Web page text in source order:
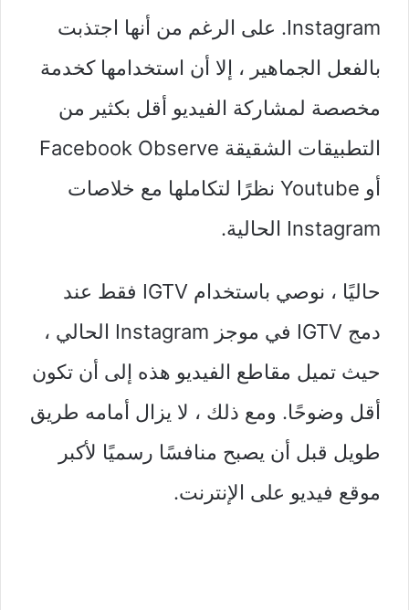
Instagram. على الرغم من أنها اجتذبت
بالفعل الجماهير ، إلا أن استخدامها كخدمة
مخصصة لمشاركة الفيديو أقل بكثير من
التطبيقات الشقيقة Facebook Observe
أو Youtube نظرًا لتكاملها مع خلاصات
Instagram الحالية.
حاليًا ، نوصي باستخدام IGTV فقط عند
دمج IGTV في موجز Instagram الحالي ،
حيث تميل مقاطع الفيديو هذه إلى أن تكون
أقل وضوحًا. ومع ذلك ، لا يزال أمامه طريق
طويل قبل أن يصبح منافسًا رسميًا لأكبر
موقع فيديو على الإنترنت.